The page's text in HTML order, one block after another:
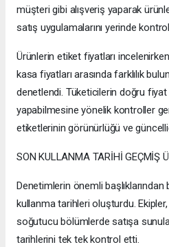
müşteri gibi alışveriş yaparak
satış uygulamalarını yerinde
Ürünlerin etiket fiyatları
kasa fiyatları arasında farklılık
denetlendi. Tüketicilerin doğru fiyat
yapabilmesine yönelik kontroller
etiketlerinin görünürlüğü ve
SON KULLANMA TARİHİ GEÇMİŞ
Denetimlerin önemli
kullanma tarihleri oluşturdu.
soğutucu bölümlerde satışa
tarihlerini tek tek kontrol etti.